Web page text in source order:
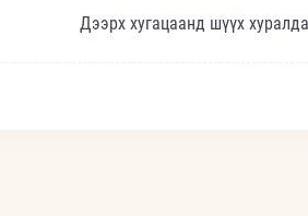
Дээрх хугацаанд шүүх